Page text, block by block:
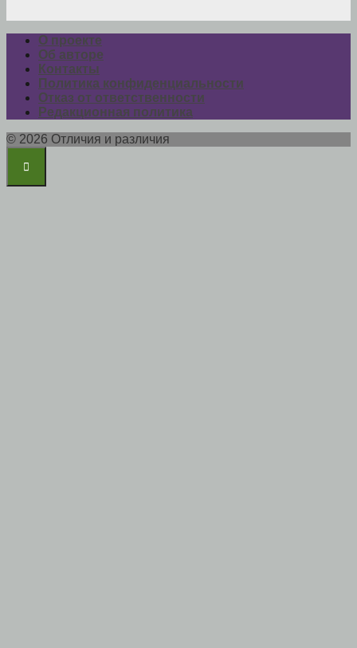
О проекте
Об авторе
Контакты
Политика конфиденциальности
Отказ от ответственности
Редакционная политика
© 2026 Отличия и различия